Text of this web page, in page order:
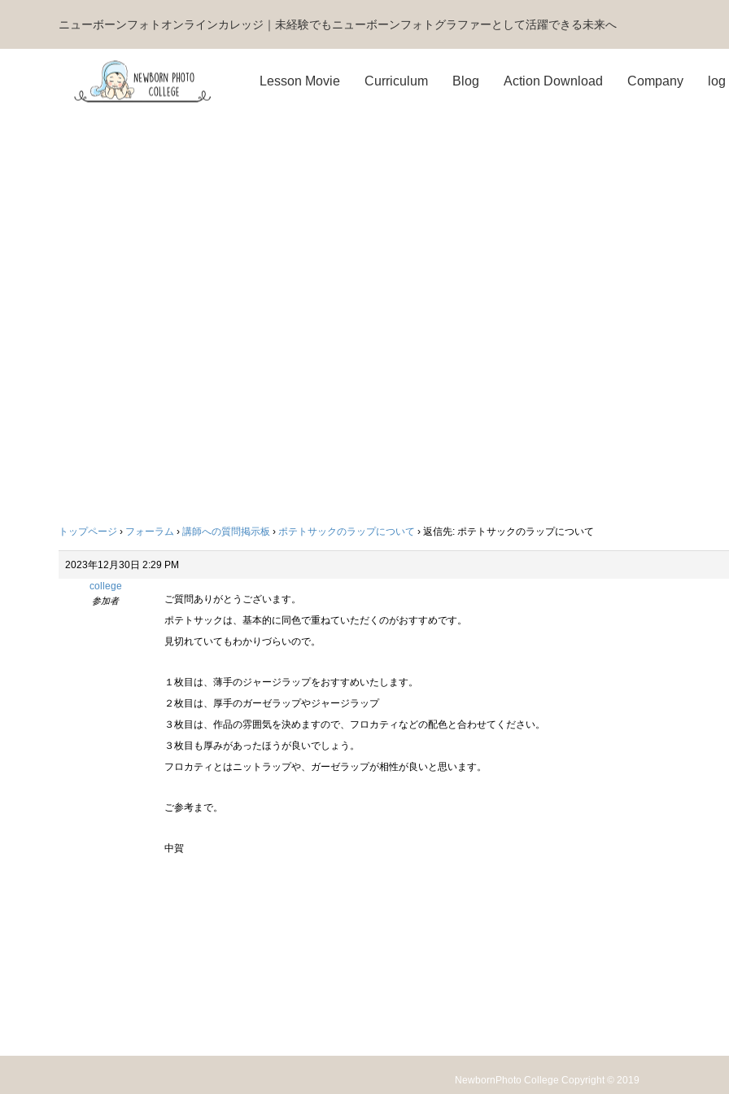
ニューボーンフォトオンラインカレッジ｜未経験でもニューボーンフォトグラファーとして活躍できる未来へ
Lesson Movie Curriculum Blog Action Download Company log
トップページ › フォーラム › 講師への質問掲示板 › ポテトサックのラップについて › 返信先: ポテトサックのラップについて
2023年12月30日 2:29 PM
college
参加者
ご質問ありがとうございます。
ポテトサックは、基本的に同色で重ねていただくのがおすすめです。
見切れていてもわかりづらいので。
１枚目は、薄手のジャージラップをおすすめいたします。
２枚目は、厚手のガーゼラップやジャージラップ
３枚目は、作品の雰囲気を決めますので、フロカティなどの配色と合わせてください。
３枚目も厚みがあったほうが良いでしょう。
フロカティとはニットラップや、ガーゼラップが相性が良いと思います。
ご参考まで。
中賀
NewbornPhoto College Copyright © 2019